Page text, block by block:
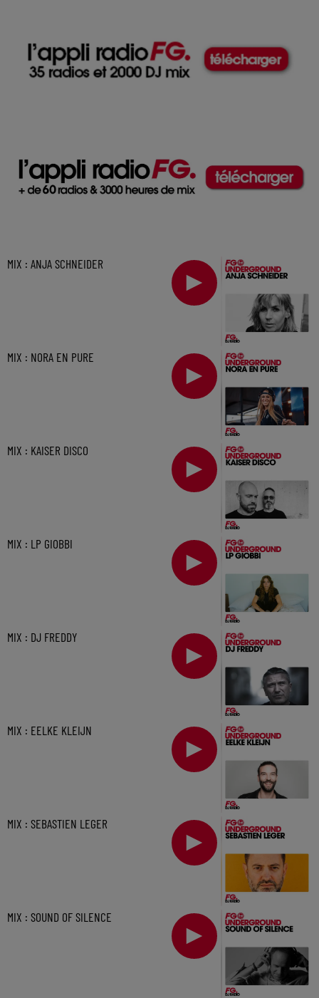
MIX : ANJA SCHNEIDER
MIX : NORA EN PURE
MIX : KAISER DISCO
MIX : LP GIOBBI
MIX : DJ FREDDY
MIX : EELKE KLEIJN
MIX : SEBASTIEN LEGER
MIX : SOUND OF SILENCE